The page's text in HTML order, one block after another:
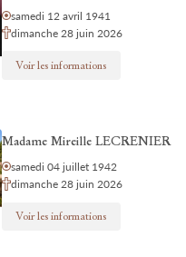
samedi 12 avril 1941
dimanche 28 juin 2026
Voir les informations
Madame Mireille LECRENIER
samedi 04 juillet 1942
dimanche 28 juin 2026
Voir les informations